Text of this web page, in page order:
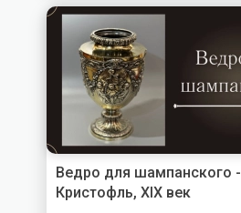
Ведро для шампанского -
Кристофль, XIX век